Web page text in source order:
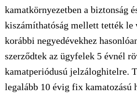
kamatkörnyezetben a biztonság
kiszámíthatóság mellett tették le
korábbi negyedévekhez
szerződtek az ügyfelek 5 évnél
kamatperiódusú jelzáloghitelre.
legalább 10 évig fix kamatozású